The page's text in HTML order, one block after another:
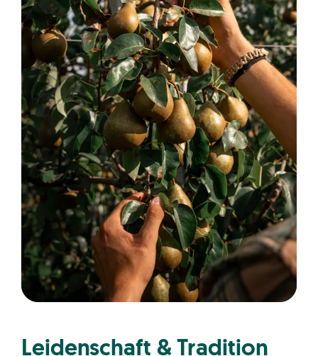
Leidenschaft & Tradition